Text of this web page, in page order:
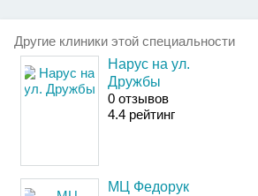
Другие клиники этой специальности
Нарус на ул.
Дружбы
0 отзывов
4.4 рейтинг
МЦ Федорук